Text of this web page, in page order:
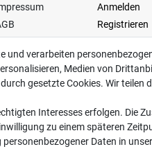
widerrufen
Anmelden
Registrieren
Lieferung innerhalb
und verarbeiten
Medien von
gesetzte Cookies. Wir teilen
Interesses erfolgen. Die
zu einem späteren
Daten in